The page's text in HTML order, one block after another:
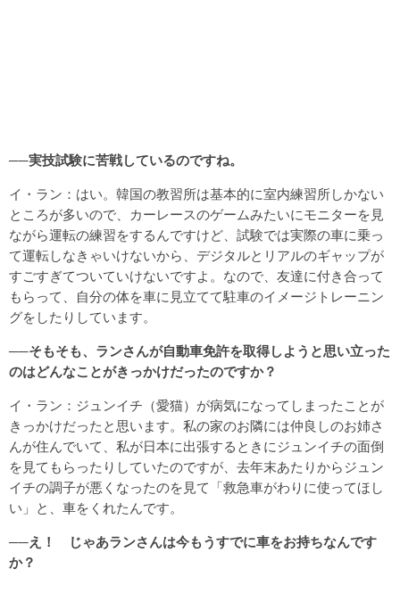
──実技試験に苦戦しているのですね。
イ・ラン：はい。韓国の教習所は基本的に室内練習所しかない
ところが多いので、カーレースのゲームみたいにモニターを見
ながら運転の練習をするんですけど、試験では実際の車に乗っ
て運転しなきゃいけないから、デジタルとリアルのギャップが
すごすぎてついていけないですよ。なので、友達に付き合って
もらって、自分の体を車に見立てて駐車のイメージトレーニン
グをしたりしています。
──そもそも、ランさんが自動車免許を取得しようと思い立った
のはどんなことがきっかけだったのですか？
イ・ラン：ジュンイチ（愛猫）が病気になってしまったことが
きっかけだったと思います。私の家のお隣には仲良しのお姉さ
んが住んでいて、私が日本に出張するときにジュンイチの面倒
を見てもらったりしていたのですが、去年末あたりからジュン
イチの調子が悪くなったのを見て「救急車がわりに使ってほし
い」と、車をくれたんです。
──え！ じゃあランさんは今もうすでに車をお持ちなんです
か？